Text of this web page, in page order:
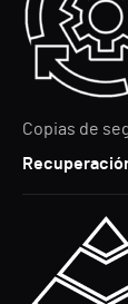
Copias de